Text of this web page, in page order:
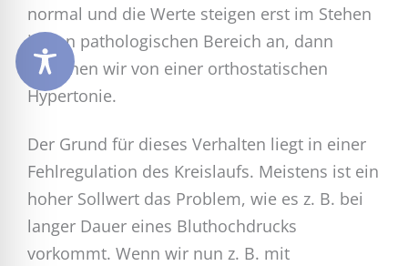
normal und die Werte steigen erst im Stehen
in den pathologischen Bereich an, dann
sprechen wir von einer orthostatischen
Hypertonie.
Der Grund für dieses Verhalten liegt in einer
Fehlregulation des Kreislaufs. Meistens ist ein
hoher Sollwert das Problem, wie es z. B. bei
langer Dauer eines Bluthochdrucks
vorkommt. Wenn wir nun z. B. mit